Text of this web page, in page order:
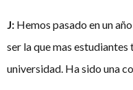
J: Hemos pasado en un
ser la que mas
universidad. Ha sido una